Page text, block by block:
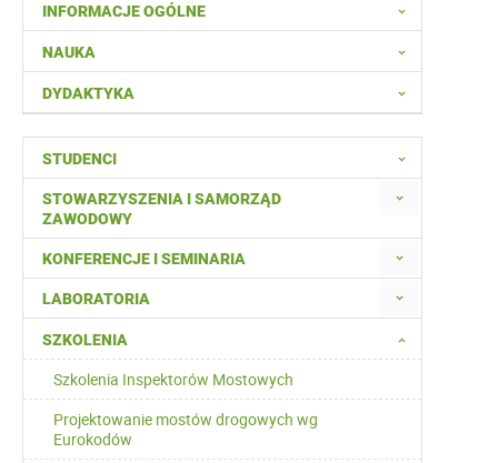
INFORMACJE OGÓLNE
NAUKA
DYDAKTYKA
STUDENCI
STOWARZYSZENIA I SAMORZĄD
ZAWODOWY
KONFERENCJE I SEMINARIA
LABORATORIA
SZKOLENIA
Szkolenia Inspektorów Mostowych
Projektowanie mostów drogowych wg
Eurokodów